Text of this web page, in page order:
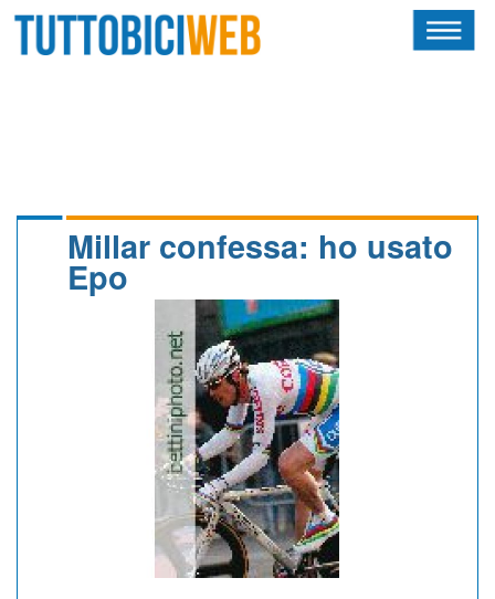
CALENDARIO
Millar confessa: ho usato
Epo